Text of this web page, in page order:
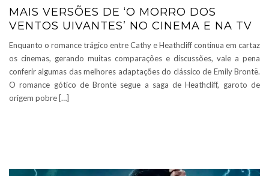
MAIS VERSÕES DE ‘O MORRO DOS
VENTOS UIVANTES’ NO CINEMA E NA TV
Enquanto o romance trágico entre Cathy e Heathcliff continua em cartaz
os cinemas, gerando muitas comparações e discussões, vale a pena
conferir algumas das melhores adaptações do clássico de Emily Brontë.
O romance gótico de Brontë segue a saga de Heathcliff, garoto de
origem pobre […]